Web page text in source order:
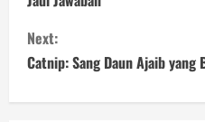
n
t
i
Next:
Catnip: Sang Daun Ajaib yang